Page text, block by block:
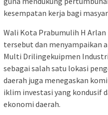
kesempatan kerja bagi
Wali Kota Prabumulih H
tersebut dan menyampaikan
Multi Drilingekuipmen
sebagai salah satu lokasi
daerah juga menegaskan
iklim investasi yang kondusif
ekonomi daerah.